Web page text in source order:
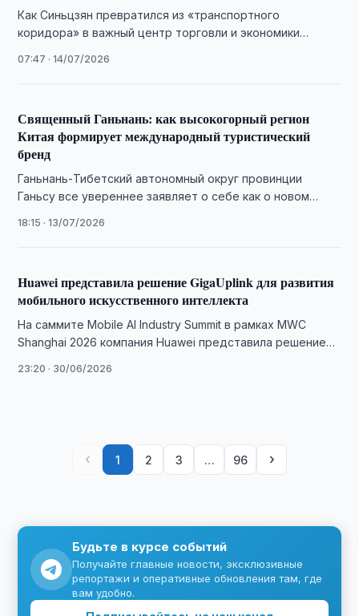
Как Синьцзян превратился из «транспортного
коридора» в важный центр торговли и экономики
07:47 · 14/07/2026
Священный Ганьнань: как высокогорный регион
Китая формирует международный туристический
бренд
Ганьнань-Тибетский автономный округ провинции
Ганьсу все увереннее заявляет о себе как о новом
туризма Китая.
18:15 · 13/07/2026
Huawei представила решение GigaUplink для развития
мобильного искусственного интеллекта
На саммите Mobile AI Industry Summit в рамках MWC
Shanghai 2026 компания Huawei представила решение
эффективности …
23:20 · 30/06/2026
‹ 1 2 3 … 96 ›
Будьте в курсе событий
Получайте главные новости, эксклюзивные
репортажи и оперативные обновления там, где
вам удобно.